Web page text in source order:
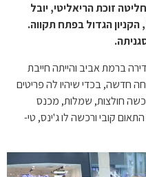
זוכת הריאליטי, יובל
הגדול בפתח תקווה.
אביב והייתה חייבת
בכדי שיהיו לה פריטים
חולצות, שמלות, מכנס
ורכשה לו ג'ינס, טי-